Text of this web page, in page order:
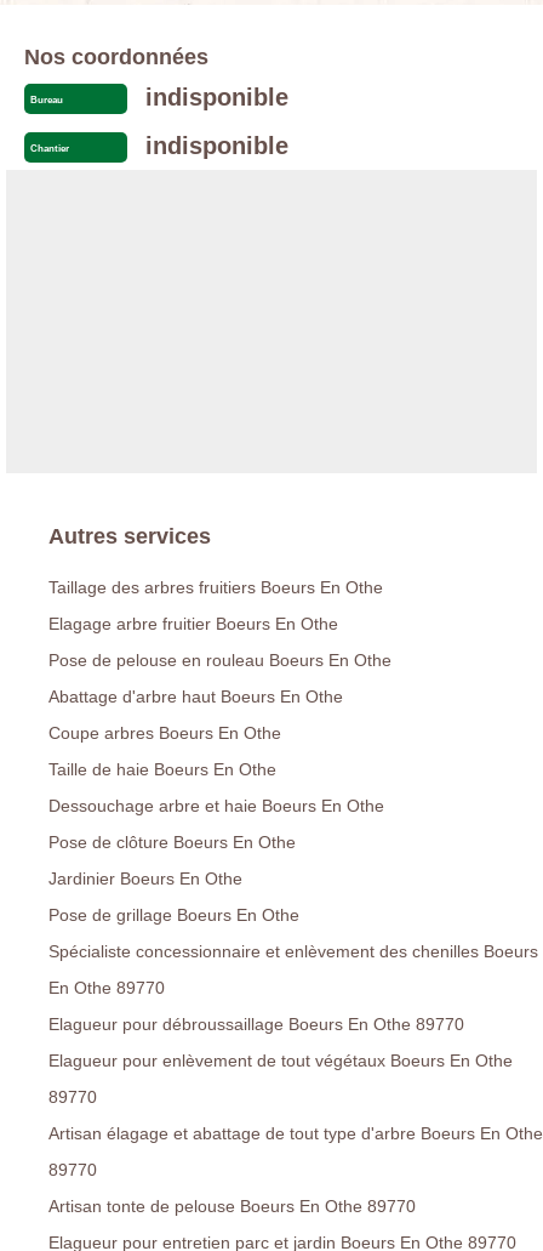
Nos coordonnées
Bureau indisponible
Chantier indisponible
Autres services
Taillage des arbres fruitiers Boeurs En Othe
Elagage arbre fruitier Boeurs En Othe
Pose de pelouse en rouleau Boeurs En Othe
Abattage d'arbre haut Boeurs En Othe
Coupe arbres Boeurs En Othe
Taille de haie Boeurs En Othe
Dessouchage arbre et haie Boeurs En Othe
Pose de clôture Boeurs En Othe
Jardinier Boeurs En Othe
Pose de grillage Boeurs En Othe
Spécialiste concessionnaire et enlèvement des chenilles Boeurs
En Othe 89770
Elagueur pour débroussaillage Boeurs En Othe 89770
Elagueur pour enlèvement de tout végétaux Boeurs En Othe
89770
Artisan élagage et abattage de tout type d'arbre Boeurs En Othe
89770
Artisan tonte de pelouse Boeurs En Othe 89770
Elagueur pour entretien parc et jardin Boeurs En Othe 89770